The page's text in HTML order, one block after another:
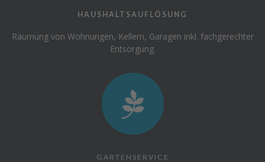
HAUSHALTSAUFLÖSUNG
Räumung von Wohnungen, Kellern, Garagen inkl. fachgerechter
Entsorgung.
GARTENSERVICE